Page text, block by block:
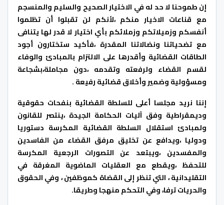
إن طموحنا لا حد له في الاختيار الصحيح والسليم والمنسجم
مع قناعات الاخيار منكم ،لأنكم لن تقبلوا أن تظلموا
أنفسكم وزميلاتكم وزملائكم بأي اختيار لا قدر لها يتنافى
مع تضحياتنا ونضالاتنا المقدرة ،فأكيد ستختارون أجود
الطاقات القضائية وأقدرها على الالتزام بالمبادئ والوفاء
لقسم القضاء ولرفعته وتقدمه ،دون مجاملة،بشجاعة
ومسؤولية وضمير وأخلاق قضائية رفيعة .
إننا نريد مجلسا أعلى للسلطة القضائية بنفحات حقوقية
وديمقراطية وفق آليات الحكامة الجيدة ،ينتصر للقانون
ولمبادئ استقلال السلطة القضائية المكرسة دستوريا
ودوليا ،ويدافع عن تخليق مرفق القضاء من الفاسدين
والمفسدين ،ويبتعد عن التصورات الرجعية المكرسة
للتحفظ ،ويقطع مع العقليات الماضوية المغرقة في
التقليدانية ، التي تنظر إلى القضاة كموظفين ، وفي الحقوق
والحريات ترفا، وفي التحكم منهجا وطريقا.